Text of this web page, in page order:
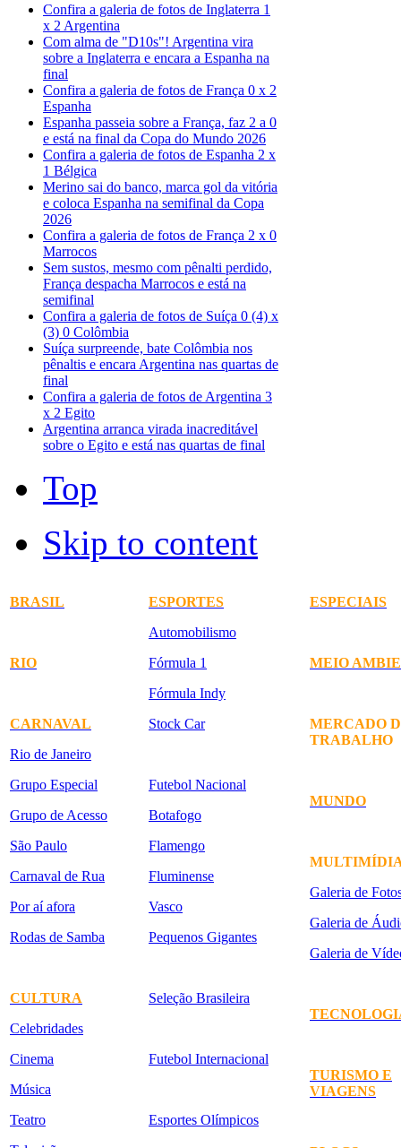
Confira a galeria de fotos de Inglaterra 1
x 2 Argentina
Com alma de "D10s"! Argentina vira
sobre a Inglaterra e encara a Espanha na
final
Confira a galeria de fotos de França 0 x 2
Espanha
Espanha passeia sobre a França, faz 2 a 0
e está na final da Copa do Mundo 2026
Confira a galeria de fotos de Espanha 2 x
1 Bélgica
Merino sai do banco, marca gol da vitória
e coloca Espanha na semifinal da Copa
2026
Confira a galeria de fotos de França 2 x 0
Marrocos
Sem sustos, mesmo com pênalti perdido,
França despacha Marrocos e está na
semifinal
Confira a galeria de fotos de Suíça 0 (4) x
(3) 0 Colômbia
Suíça surpreende, bate Colômbia nos
pênaltis e encara Argentina nas quartas de
final
Confira a galeria de fotos de Argentina 3
x 2 Egito
Argentina arranca virada inacreditável
sobre o Egito e está nas quartas de final
Top
Skip to content
BRASIL
RIO
CARNAVAL
Rio de Janeiro
Grupo Especial
Grupo de Acesso
São Paulo
Carnaval de Rua
Por aí afora
Rodas de Samba
CULTURA
Celebridades
Cinema
Música
Teatro
ESPORTES
Automobilismo
Fórmula 1
Fórmula Indy
Stock Car
Futebol Nacional
Botafogo
Flamengo
Fluminense
Vasco
Pequenos Gigantes
Seleção Brasileira
Futebol Internacional
Esportes Olímpicos
ESPECIAIS
MEIO
MERCADO
TRABALHO
MUNDO
Galeria de
Galeria de
Galeria de
TURISMO E
VIAGENS